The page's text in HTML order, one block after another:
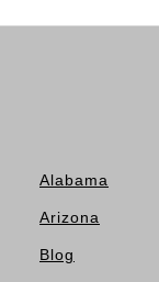
Alabama
Arizona
Blog